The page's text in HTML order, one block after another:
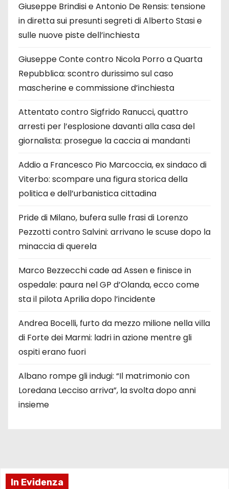
Giuseppe Brindisi e Antonio De Rensis: tensione
in diretta sui presunti segreti di Alberto Stasi e
sulle nuove piste dell’inchiesta
Giuseppe Conte contro Nicola Porro a Quarta
Repubblica: scontro durissimo sul caso
mascherine e commissione d’inchiesta
Attentato contro Sigfrido Ranucci, quattro
arresti per l’esplosione davanti alla casa del
giornalista: prosegue la caccia ai mandanti
Addio a Francesco Pio Marcoccia, ex sindaco di
Viterbo: scompare una figura storica della
politica e dell’urbanistica cittadina
Pride di Milano, bufera sulle frasi di Lorenzo
Pezzotti contro Salvini: arrivano le scuse dopo la
minaccia di querela
Marco Bezzecchi cade ad Assen e finisce in
ospedale: paura nel GP d’Olanda, ecco come
sta il pilota Aprilia dopo l’incidente
Andrea Bocelli, furto da mezzo milione nella villa
di Forte dei Marmi: ladri in azione mentre gli
ospiti erano fuori
Albano rompe gli indugi: “Il matrimonio con
Loredana Lecciso arriva”, la svolta dopo anni
insieme
In Evidenza